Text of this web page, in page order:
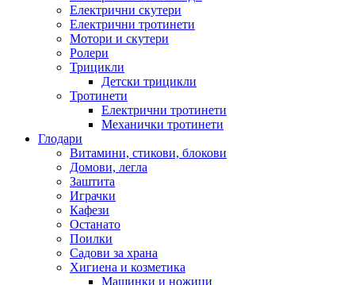
Електрични скутери
Електрични тротинети
Мотори и скутери
Ролери
Трицикли
Детски трицикли
Тротинети
Електрични тротинети
Механички тротинети
Глодари
Витамини, стикови, блокови
Домови, легла
Заштита
Играчки
Кафези
Останато
Поилки
Садови за храна
Хигиена и козметика
Машинки и ножици